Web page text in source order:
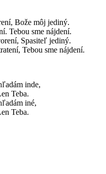
Bože môj jediný.
Tebou sme nájdení.
Spasiteľ jediný.
Tebou sme nájdení.
inde,
Teba.
iné,
Teba.